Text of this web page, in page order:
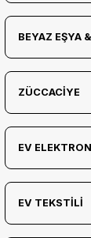
BEYAZ EŞYA
ZÜCCACİYE
EV
EV TEKSTİLİ